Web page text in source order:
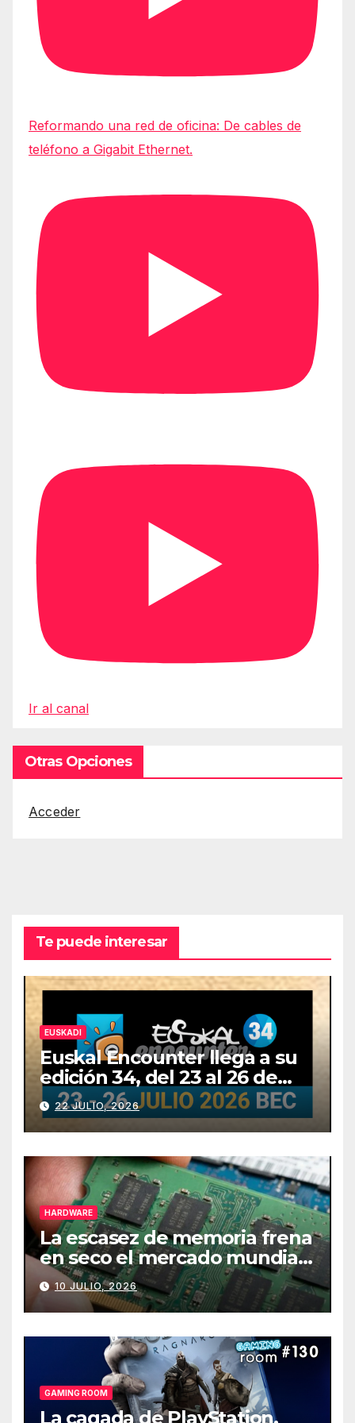
Reformando una red de oficina: De cables de
teléfono a Gigabit Ethernet.
Ir al canal
Otras Opciones
Acceder
Te puede interesar
EUSKADI
Euskal Encounter llega a su
edición 34, del 23 al 26 de
julio
22 JULIO, 2026
HARDWARE
La escasez de memoria frena
en seco el mercado mundial
de PCs
10 JULIO, 2026
GAMING ROOM
La cagada de PlayStation,